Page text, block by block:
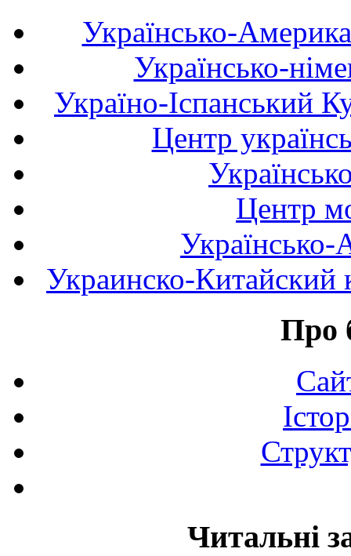
Українсько-
Українсько-
Україно-Іспанський
Центр
Центр
Українсько-
Украинско-Китайский
Про
Читальні